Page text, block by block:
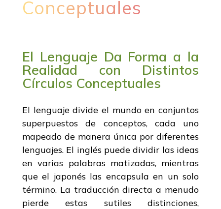
Conceptuales
El Lenguaje Da Forma a la
Realidad con Distintos
Círculos Conceptuales
El lenguaje divide el mundo en conjuntos
superpuestos de conceptos, cada uno
mapeado de manera única por diferentes
lenguajes. El inglés puede dividir las ideas
en varias palabras matizadas, mientras
que el japonés las encapsula en un solo
término. La traducción directa a menudo
pierde estas sutiles distinciones,